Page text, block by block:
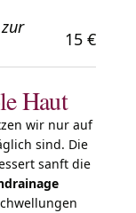
15 €
Haut
wir nur auf
sind. Die
sanft die